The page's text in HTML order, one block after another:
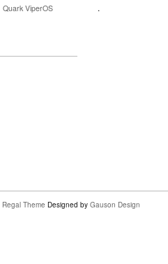
Quark ViperOS
.
Regal Theme Designed by Gauson Design